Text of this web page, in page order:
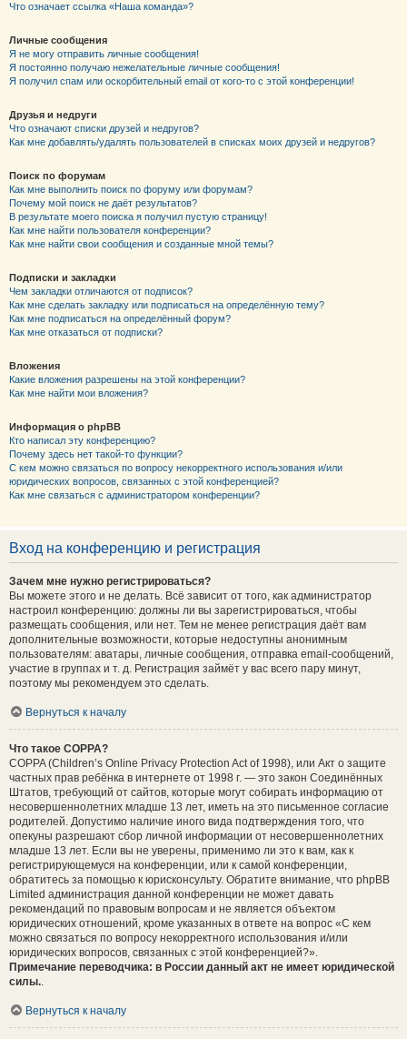
Что означает ссылка «Наша команда»?
Личные сообщения
Я не могу отправить личные сообщения!
Я постоянно получаю нежелательные личные сообщения!
Я получил спам или оскорбительный email от кого-то с этой конференции!
Друзья и недруги
Что означают списки друзей и недругов?
Как мне добавлять/удалять пользователей в списках моих друзей и недругов?
Поиск по форумам
Как мне выполнить поиск по форуму или форумам?
Почему мой поиск не даёт результатов?
В результате моего поиска я получил пустую страницу!
Как мне найти пользователя конференции?
Как мне найти свои сообщения и созданные мной темы?
Подписки и закладки
Чем закладки отличаются от подписок?
Как мне сделать закладку или подписаться на определённую тему?
Как мне подписаться на определённый форум?
Как мне отказаться от подписки?
Вложения
Какие вложения разрешены на этой конференции?
Как мне найти мои вложения?
Информация о phpBB
Кто написал эту конференцию?
Почему здесь нет такой-то функции?
С кем можно связаться по вопросу некорректного использования и/или
юридических вопросов, связанных с этой конференцией?
Как мне связаться с администратором конференции?
Вход на конференцию и регистрация
Зачем мне нужно регистрироваться?
Вы можете этого и не делать. Всё зависит от того, как администратор
настроил конференцию: должны ли вы зарегистрироваться, чтобы
размещать сообщения, или нет. Тем не менее регистрация даёт вам
дополнительные возможности, которые недоступны анонимным
пользователям: аватары, личные сообщения, отправка email-сообщений,
участие в группах и т. д. Регистрация займёт у вас всего пару минут,
поэтому мы рекомендуем это сделать.
Вернуться к началу
Что такое COPPA?
COPPA (Children’s Online Privacy Protection Act of 1998), или Акт о защите
частных прав ребёнка в интернете от 1998 г. — это закон Соединённых
Штатов, требующий от сайтов, которые могут собирать информацию от
несовершеннолетних младше 13 лет, иметь на это письменное согласие
родителей. Допустимо наличие иного вида подтверждения того, что
опекуны разрешают сбор личной информации от несовершеннолетних
младше 13 лет. Если вы не уверены, применимо ли это к вам, как к
регистрирующемуся на конференции, или к самой конференции,
обратитесь за помощью к юрисконсульту. Обратите внимание, что phpBB
Limited администрация данной конференции не может давать
рекомендаций по правовым вопросам и не является объектом
юридических отношений, кроме указанных в ответе на вопрос «С кем
можно связаться по вопросу некорректного использования и/или
юридических вопросов, связанных с этой конференцией?».
Примечание переводчика: в России данный акт не имеет юридической
силы..
Вернуться к началу